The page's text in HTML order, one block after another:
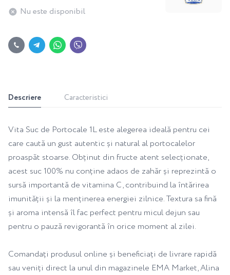
Nu este disponibil
Descriere Caracteristici
Vita Suc de Portocale 1L este alegerea ideală pentru cei
care caută un gust autentic și natural al portocalelor
proaspăt stoarse. Obținut din fructe atent selecționate,
acest suc 100% nu conține adaos de zahăr și reprezintă o
sursă importantă de vitamina C, contribuind la întărirea
imunității și la menținerea energiei zilnice. Textura sa fină
și aroma intensă îl fac perfect pentru micul dejun sau
pentru o pauză revigorantă în orice moment al zilei.
Comandați produsul online și beneficiați de livrare rapidă
sau veniți direct la unul din magazinele EMA Market, Alina